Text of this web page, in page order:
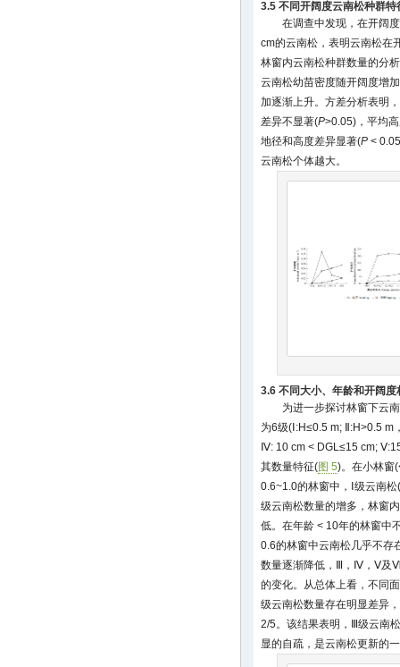
3.5 不同开阔度云南松种群特
在调查中发现，在开阔
cm的云南松，表明云南松在
林窗内云南松种群数量的分
云南松幼苗密度随开阔度增
加逐渐上升。方差分析表明
差异不显著(P>0.05)，平均
地径和高度差异显著(P <
云南松个体越大。
3.6 不同大小、年龄和开阔
为进一步探讨林窗下云
为6级(Ⅰ:H≤0.5 m; Ⅱ:H>0.5
Ⅳ: 10 cm < DGL≤15 cm;
其数量特征(图 5)。在小林窗
0.6~1.0的林窗中，Ⅰ级云南
级云南松数量的增多，林窗
低。在年龄 < 10年的林窗中
0.6的林窗中云南松几乎不存
数量逐渐降低，Ⅲ，Ⅳ，Ⅴ及
的变化。从总体上看，不同
级云南松数量存在明显差异
2/5。该结果表明，Ⅲ级云南
显的自疏，是云南松更新的